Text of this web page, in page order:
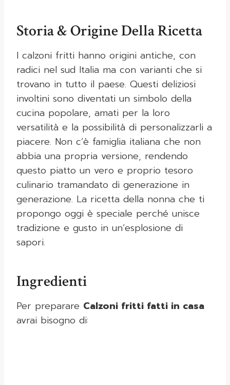
Storia & Origine Della Ricetta
I calzoni fritti hanno origini antiche, con
radici nel sud Italia ma con varianti che si
trovano in tutto il paese. Questi deliziosi
involtini sono diventati un simbolo della
cucina popolare, amati per la loro
versatilità e la possibilità di personalizzarli a
piacere. Non c’è famiglia italiana che non
abbia una propria versione, rendendo
questo piatto un vero e proprio tesoro
culinario tramandato di generazione in
generazione. La ricetta della nonna che ti
propongo oggi è speciale perché unisce
tradizione e gusto in un’esplosione di
sapori.
Ingredienti
Per preparare Calzoni fritti fatti in casa
avrai bisogno di: